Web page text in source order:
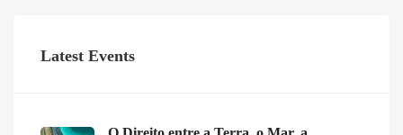
Latest Events